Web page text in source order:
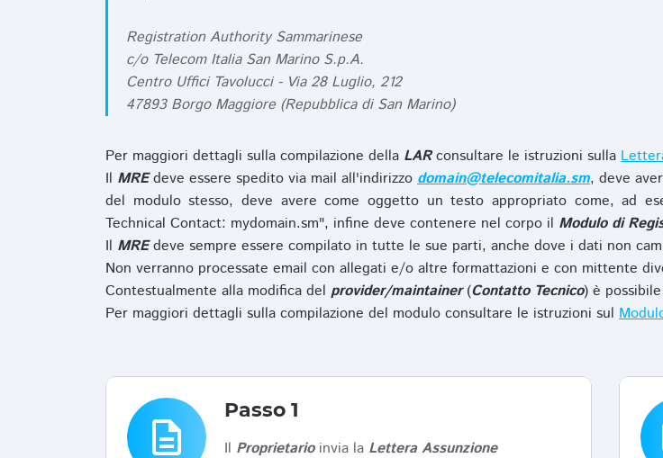
Registration Authority Sammarinese
c/o Telecom Italia San Marino S.p.A.
Centro Uffici Tavolucci - Via 28 Luglio, 212
47893 Borgo Maggiore (Repubblica di San Marino)
Per maggiori dettagli sulla compilazione della LARconsultare le istruzioni sulla
Il MREdeve essere spedito via mail all'indirizzo domain@telecomitalia.sm, deve
del modulo stesso, deve avere come oggetto un testo appropriato come, ad
Technical Contact: mydomain.sm", infine deve contenere nel corpo il Modulo di
Il MREdeve sempre essere compilato in tutte le sue parti, anche dove i dati non
Non verranno processate email con allegati e/o altre formattazioni e con mittente
Contestualmente alla modifica del provider/maintainer(Contatto Tecnico) è
Per maggiori dettagli sulla compilazione del modulo consultare le istruzioni sul
description
Passo 1
Il Proprietarioinvia la Lettera Assunzione